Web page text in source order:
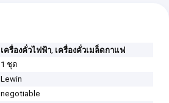
เครื่องคั่วไฟฟ้า, เครื่องคั่วเมล็ดกาแฟ
1 ชุด
Lewin
negotiable